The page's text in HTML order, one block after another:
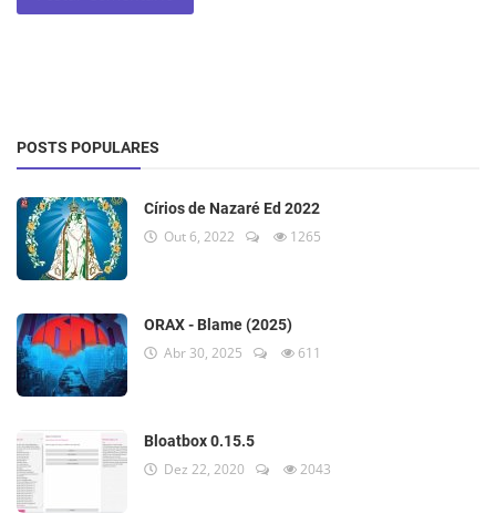
POSTS POPULARES
Círios de Nazaré Ed 2022
Out 6, 2022 1265
ORAX - Blame (2025)
Abr 30, 2025 611
Bloatbox 0.15.5
Dez 22, 2020 2043